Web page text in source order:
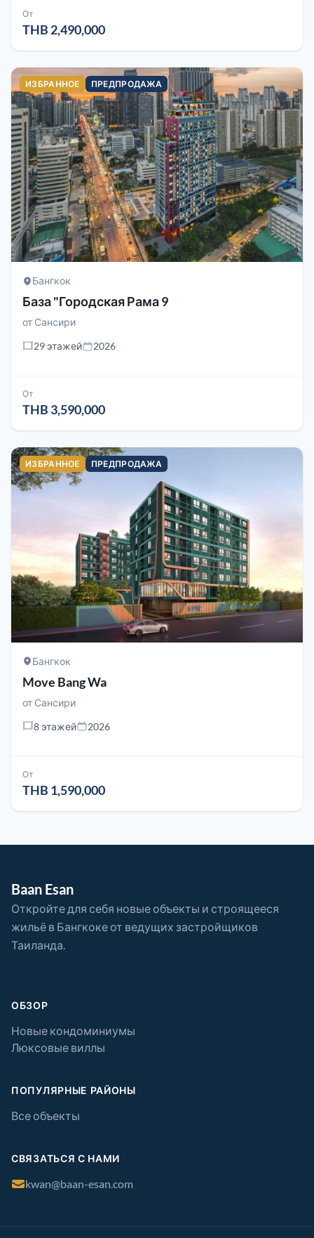
От
THB 2,490,000
ИЗБРАННОЕ ПРЕДПРОДАЖА
Бангкок
База "Городская Рама 9
от Сансири
29 этажей
2026
От
THB 3,590,000
ИЗБРАННОЕ ПРЕДПРОДАЖА
Бангкок
Move Bang Wa
от Сансири
8 этажей
2026
От
THB 1,590,000
Baan Esan
Откройте для себя новые объекты и строящееся
жильё в Бангкоке от ведущих застройщиков
Таиланда.
ОБЗОР
Новые кондоминиумы
Люксовые виллы
ПОПУЛЯРНЫЕ РАЙОНЫ
Все объекты
СВЯЗАТЬСЯ С НАМИ
kwan@baan-esan.com